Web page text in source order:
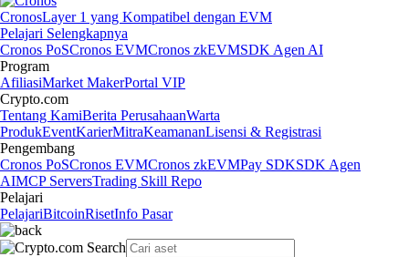
CronosLayer 1 yang Kompatibel dengan EVM
Pelajari Selengkapnya
Cronos PoSCronos EVMCronos zkEVMSDK Agen AI
Program
AfiliasiMarket MakerPortal VIP
Crypto.com
Tentang KamiBerita PerusahaanWarta
ProdukEventKarierMitraKeamananLisensi & Registrasi
Pengembang
Cronos PoSCronos EVMCronos zkEVMPay SDKSDK Agen
AIMCP ServersTrading Skill Repo
Pelajari
PelajariBitcoinRisetInfo Pasar